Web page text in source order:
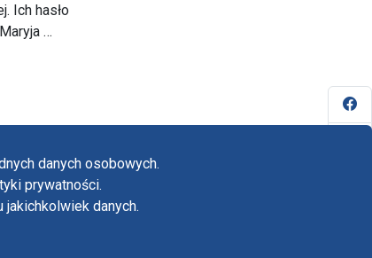
danych osobowych.
prywatności.
danych.
Ich hasło
…
o dostępności